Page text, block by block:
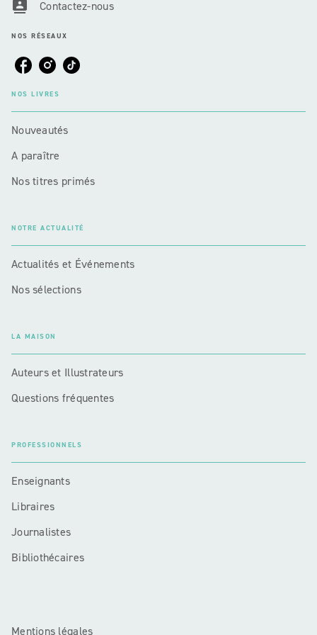
contacts Contactez-nous
NOS RÉSEAUX
NOS LIVRES
Nouveautés
A paraître
Nos titres primés
NOTRE ACTUALITÉ
Actualités et Événements
Nos sélections
LA MAISON
Auteurs et Illustrateurs
Questions fréquentes
PROFESSIONNELS
Enseignants
Libraires
Journalistes
Bibliothécaires
Mentions légales